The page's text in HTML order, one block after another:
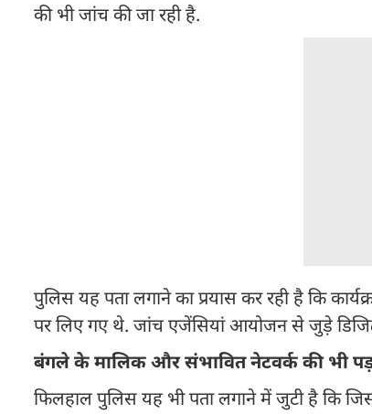
की भी जांच की जा रही है.
पुलिस यह पता लगाने का प्रयास कर रही है कि
पर लिए गए थे. जांच एजेंसियां आयोजन से जुड़े
बंगले के मालिक और संभावित नेटवर्क की भी
फिलहाल पुलिस यह भी पता लगाने में जुटी है कि